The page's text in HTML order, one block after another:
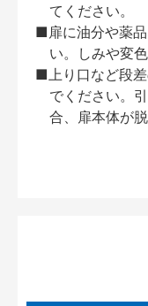
てください。
■扉に油分や薬
い。しみや変
■上り口など段
でください。
合、扉本体が